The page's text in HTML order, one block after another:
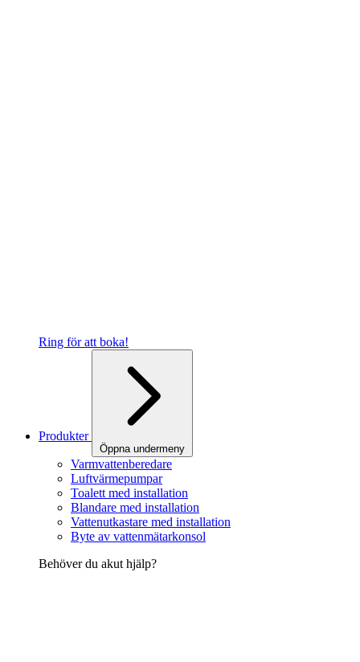
Ring för att boka!
Produkter
Öppna undermeny
Varmvattenberedare
Luftvärmepumpar
Toalett med installation
Blandare med installation
Vattenutkastare med installation
Byte av vattenmätarkonsol
Behöver du akut hjälp?